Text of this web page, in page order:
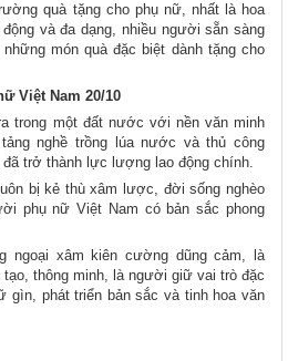
quà tặng cho phụ nữ, nhất là hoa
và đa dạng, nhiều người sẵn sàng
món quà đặc biệt dành tặng cho
Nam 20/10
trong một đất nước với nền văn minh
nghề trồng lúa nước và thủ công
trở thành lực lượng lao động chính.
bị kẻ thù xâm lược, đời sống nghèo
phụ nữ Việt Nam có bản sắc phong
ngoại xâm kiên cường dũng cảm, là
thông minh, là người giữ vai trò đặc
gìn, phát triển bản sắc và tinh hoa văn